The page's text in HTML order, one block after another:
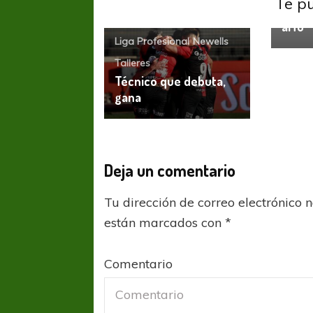
Liga Profesional Newells
Talleres
Técnico que debuta,
gana
alTo
Deja un comentario
Tu dirección de correo electrónico
están marcados con*
Comentario
COPA SUDAMERICANA TIGRE
A pesar de la derrota Tigre avanzó a
Octavos de Final